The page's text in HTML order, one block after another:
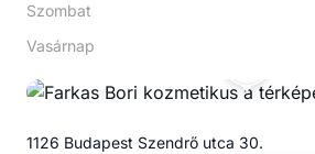
Szombat
Vasárnap
1126 Budapest Szendrő utca 30.